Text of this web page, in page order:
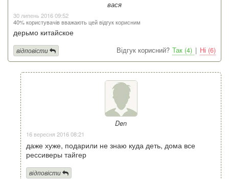
вася
30 липень 2016 09:52
40% користувачів вважають цей відгук корисним
дерьмо китайское
Відгук корисний? Так (4) | Ні (6)
відповісти
Den
16 вересня 2016 08:21
даже хуже, подарили не знаю куда деть, дома все
рессиверы тайгер
відповісти